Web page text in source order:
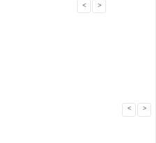
< >
< >